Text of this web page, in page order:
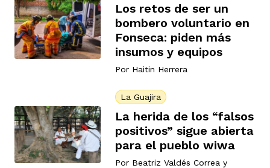
Los retos de ser un
bombero voluntario en
Fonseca: piden más
insumos y equipos
Por Haitin Herrera
La Guajira
La herida de los “falsos
positivos” sigue abierta
para el pueblo wiwa
Por Beatriz Valdés Correa y